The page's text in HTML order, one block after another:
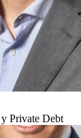
Private Debt